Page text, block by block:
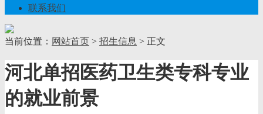
联系我们
当前位置： 网站首页 > 招生信息 > 正文
河北单招医药卫生类专科专业
的就业前景